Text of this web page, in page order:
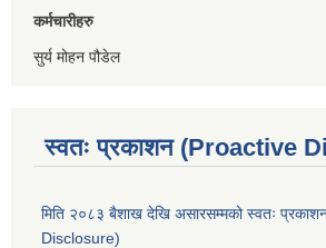
कर्मचारीहरु
सुर्य मोहन पौडेल
स्वतः प्रकाशन (Proactive
मिति २०८३ बैशाख देखि असारसम्मको स्वतः
Disclosure)